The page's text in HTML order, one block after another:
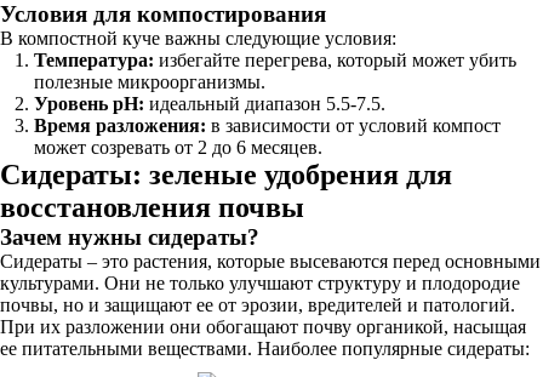
Условия для компостирования
В компостной куче важны следующие условия:
Температура: избегайте перегрева, который может убить
полезные микроорганизмы.
Уровень pH: идеальный диапазон 5.5-7.5.
Время разложения: в зависимости от условий компост
может созревать от 2 до 6 месяцев.
Сидераты: зеленые удобрения для
восстановления почвы
Зачем нужны сидераты?
Сидераты – это растения, которые высеваются перед основными
культурами. Они не только улучшают структуру и плодородие
почвы, но и защищают ее от эрозии, вредителей и патологий.
При их разложении они обогащают почву органикой, насыщая
ее питательными веществами. Наиболее популярные сидераты: